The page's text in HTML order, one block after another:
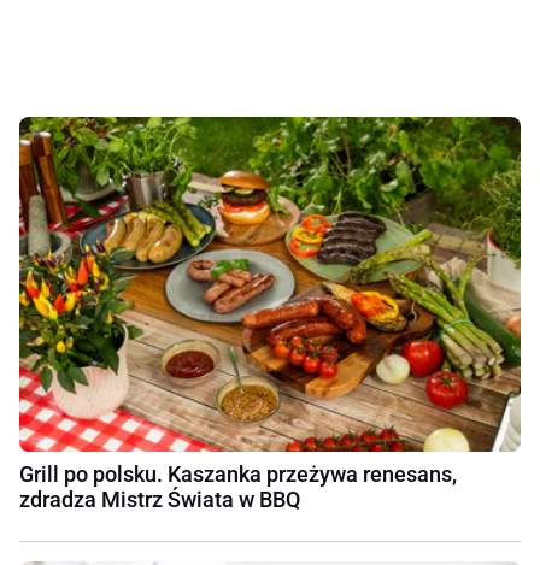
Grill po polsku. Kaszanka przeżywa renesans,
zdradza Mistrz Świata w BBQ